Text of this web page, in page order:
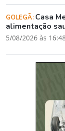
GOLEGÃ: Casa
alimentação
5/08/2026 às